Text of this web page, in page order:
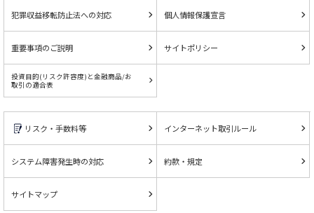
犯罪収益移転防止法への対応 個人情報保護宣言
重要事項のご説明 サイトポリシー
投資目的(リスク許容度)と金融商品/お
取引の適合表
リスク・手数料等 インターネット取引ルール
システム障害発生時の対応 約款・規定
サイトマップ